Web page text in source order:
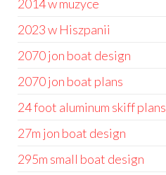
2014 w muzyce
2023 w Hiszpanii
2070 jon boat design
2070 jon boat plans
24 foot aluminum skiff plans
27m jon boat design
295m small boat design